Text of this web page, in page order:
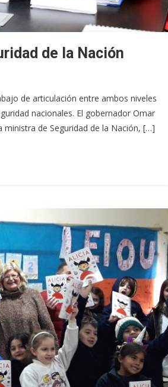
de la Nación
de articulación entre ambos niveles
nacionales. El gobernador Omar
de Seguridad de la Nación, […]